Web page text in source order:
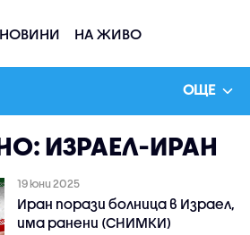
НОВИНИ НА ЖИВО
ОЩЕ
ИЗРАЕЛ-ИРАН
19 юни 2025
Иран порази болница в Израел,
има ранени (СНИМКИ)